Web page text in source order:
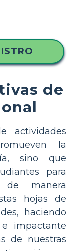
de
actividades
la
sino que
para
de manera
hojas de
haciendo
impactante
de nuestras